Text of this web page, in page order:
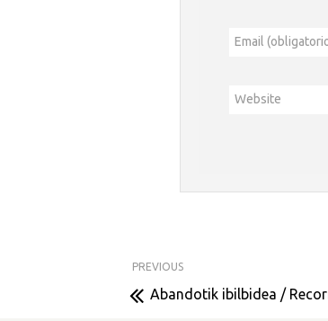
Email
Website
PREVIOUS
Abandotik ibilbidea /